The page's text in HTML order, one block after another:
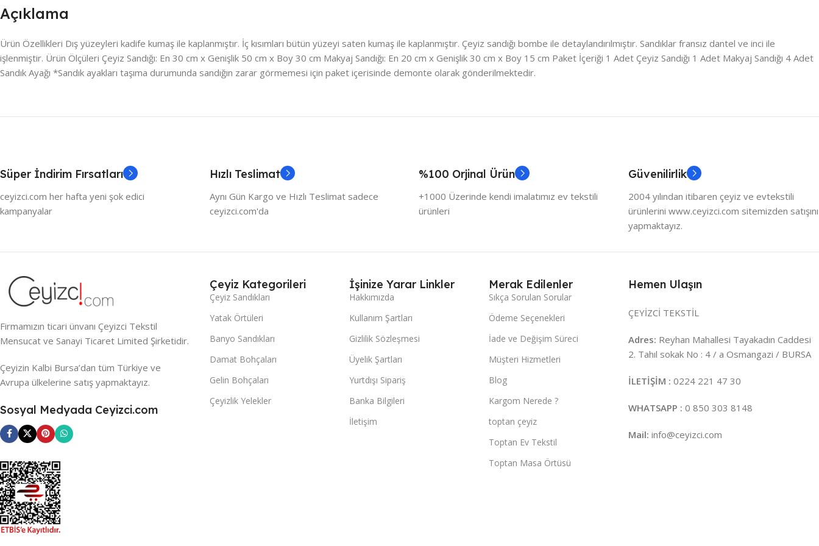
Açıklama
Ürün Özellikleri Dış yüzeyleri kadife kumaş ile kaplanmıştır. İç kısımları bütün yüzeyi saten kumaş ile kaplanmıştır. Çeyiz sandığı bombe ile detaylandırılmıştır. Sandıklar fransız dantel ve inci ile
işlenmiştir. Ürün Ölçüleri Çeyiz Sandığı: En 30 cm x Genişlik 50 cm x Boy 30 cm Makyaj Sandığı: En 20 cm x Genişlik 30 cm x Boy 15 cm Paket İçeriği 1 Adet Çeyiz Sandığı 1 Adet Makyaj Sandığı 4 Adet
Sandık Ayağı *Sandık ayakları taşıma durumunda sandığın zarar görmemesi için paket içerisinde demonte olarak gönderilmektedir.
Süper İndirim Fırsatları
ceyizci.com her hafta yeni şok edici
kampanyalar
Hızlı Teslimat
Aynı Gün Kargo ve Hızlı Teslimat sadece
ceyizci.com'da
%100 Orjinal Ürün
+1000 Üzerinde kendi imalatımız ev tekstili
ürünleri
Güvenilirlik
2004 yılından itibaren çeyiz ve evtekstili
ürünlerini www.ceyizci.com sitemizden satışını
yapmaktayız.
Firmamızın ticari ünvanı Çeyizci Tekstil
Mensucat ve Sanayi Ticaret Limited Şirketidir.
Çeyizin Kalbi Bursa’dan tüm Türkiye ve
Avrupa ülkelerine satış yapmaktayız.
Sosyal Medyada Ceyizci.com
Çeyiz Kategorileri
Çeyiz Sandıkları
Yatak Örtüleri
Banyo Sandıkları
Damat Bohçaları
Gelin Bohçaları
Çeyizlik Yelekler
İşinize Yarar Linkler
Hakkımızda
Kullanım Şartları
Gizlilik Sözleşmesi
Üyelik Şartları
Yurtdışı Sipariş
Banka Bilgileri
İletişim
Merak Edilenler
Sıkça Sorulan Sorular
Ödeme Seçenekleri
İade ve Değişim Süreci
Müşteri Hizmetleri
Blog
Kargom Nerede ?
toptan çeyiz
Toptan Ev Tekstil
Toptan Masa Örtüsü
Hemen Ulaşın
ÇEYİZCİ TEKSTİL
Adres: Reyhan Mahallesi Tayakadın Caddesi
2. Tahıl sokak No : 4 / a Osmangazi / BURSA
İLETİŞİM : 0224 221 47 30
WHATSAPP : 0 850 303 8148
Mail: info@ceyizci.com